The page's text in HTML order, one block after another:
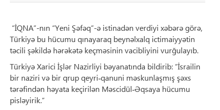
“İQNA”-nın “Yeni Şəfəq”-ə istinadən verdiyi xəbərə görə,
Türkiyə bu hücumu qınayaraq beynəlxalq ictimaiyyətin
təcili şəkildə hərəkətə keçməsinin vacibliyini vurğulayıb.
Türkiyə Xarici İşlər Nazirliyi bəyanatında bildirib: “İsrailin
bir naziri və bir qrup qeyri‑qanuni məskunlaşmış şəxs
tərəfindən həyata keçirilən Məscidül‑Əqsaya hücumu
pisləyirik.”